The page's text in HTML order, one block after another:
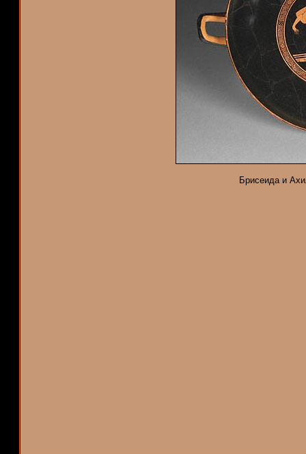
Брисеида и